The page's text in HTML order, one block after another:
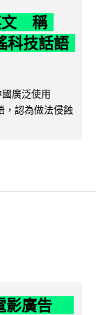
文 稱
科技話語
廣泛使用
，認為做法侵蝕
影廣告